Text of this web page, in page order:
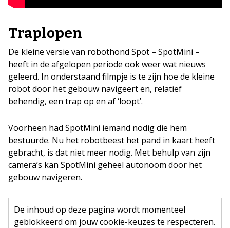
Traplopen
De kleine versie van robothond Spot – SpotMini –
heeft in de afgelopen periode ook weer wat nieuws
geleerd. In onderstaand filmpje is te zijn hoe de kleine
robot door het gebouw navigeert en, relatief
behendig, een trap op en af ‘loopt’.
Voorheen had SpotMini iemand nodig die hem
bestuurde. Nu het robotbeest het pand in kaart heeft
gebracht, is dat niet meer nodig. Met behulp van zijn
camera’s kan SpotMini geheel autonoom door het
gebouw navigeren.
De inhoud op deze pagina wordt momenteel
geblokkeerd om jouw cookie-keuzes te respecteren.